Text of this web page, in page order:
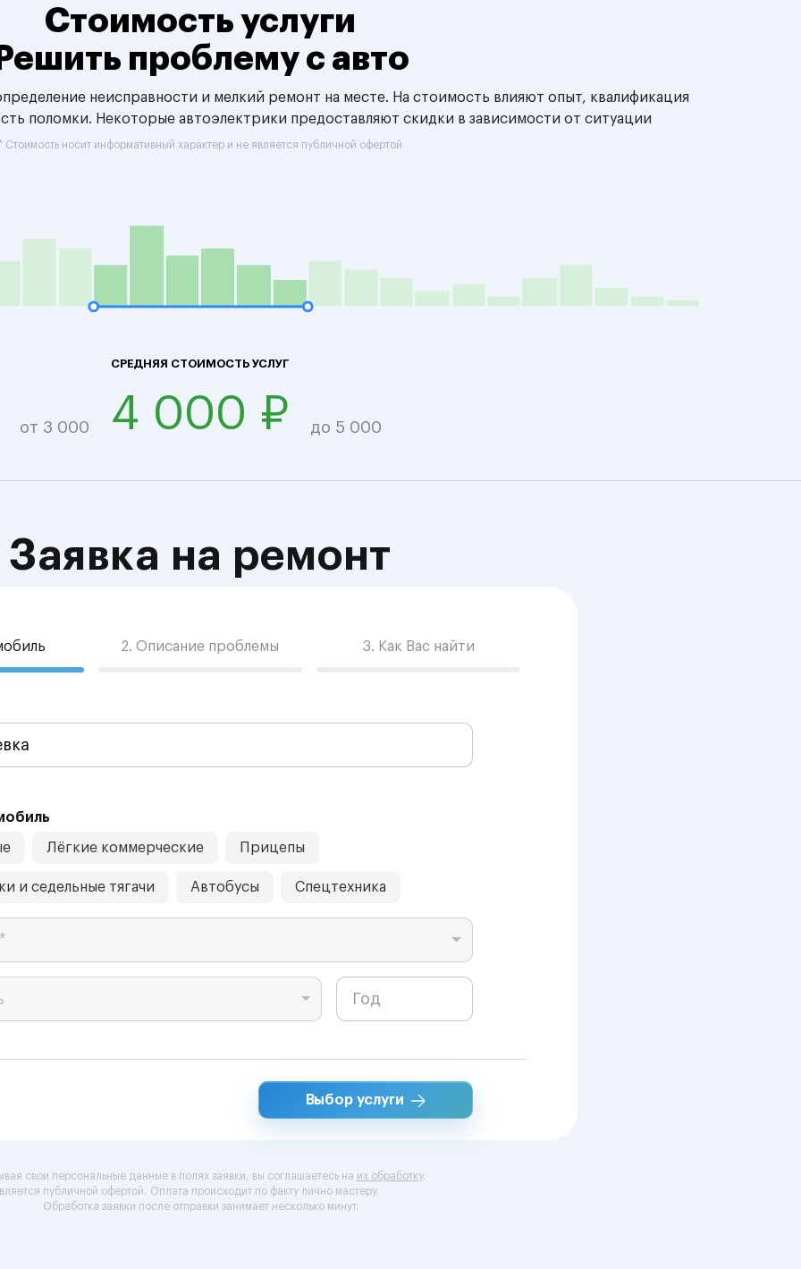
Стоимость услуги
Решить проблему с авто
неисправности и мелкий ремонт на месте. На стоимость влияют опыт, квалификация
поломки. Некоторые автоэлектрики предоставляют скидки в зависимости от ситуации
Стоимость носит информативный характер и не является публичной офертой
СРЕДНЯЯ СТОИМОСТЬ УСЛУГ
от 3 000 4 000 ₽ до 5 000
Заявка на ремонт
2. Описание проблемы 3. Как Вас найти
Лёгкие коммерческие Прицепы
и седельные тягачи Автобусы Спецтехника
Выбор услуги
свои персональные данные в полях заявки, вы соглашаетесь на их обработку.
публичной офертой. Оплата происходит по факту лично мастеру.
Обработка заявки после отправки занимает несколько минут.